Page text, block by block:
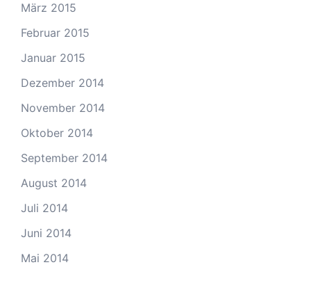
März 2015
Februar 2015
Januar 2015
Dezember 2014
November 2014
Oktober 2014
September 2014
August 2014
Juli 2014
Juni 2014
Mai 2014